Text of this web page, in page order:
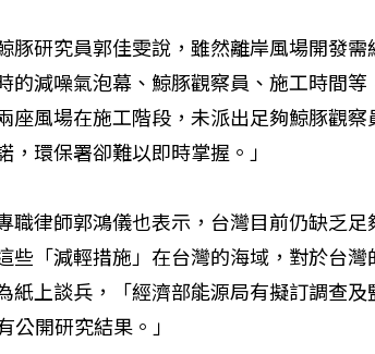
豚研究員郭佳雯說，雖然離岸風場開發
的減噪氣泡幕、鯨豚觀察員、施工時間
座風場在施工階段，未派出足夠鯨豚觀
環保署卻難以即時掌握。」
職律師郭鴻儀也表示，台灣目前仍缺乏
些「減輕措施」在台灣的海域，對於台
紙上談兵，「經濟部能源局有擬訂調查
公開研究結果。」